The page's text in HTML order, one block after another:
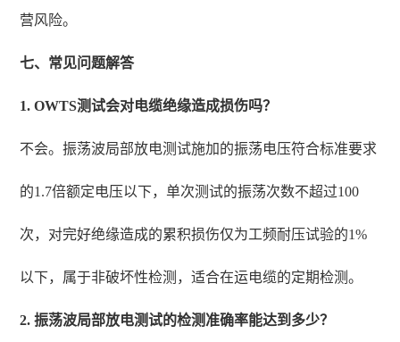
营风险。
七、常见问题解答
1. OWTS测试会对电缆绝缘造成损伤吗？
不会。振荡波局部放电测试施加的振荡电压符合标准要求
的1.7倍额定电压以下，单次测试的振荡次数不超过100
次，对完好绝缘造成的累积损伤仅为工频耐压试验的1%
以下，属于非破坏性检测，适合在运电缆的定期检测。
2. 振荡波局部放电测试的检测准确率能达到多少？